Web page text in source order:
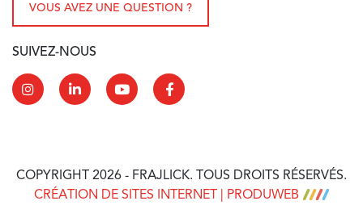
VOUS AVEZ UNE QUESTION ?
SUIVEZ-NOUS
COPYRIGHT 2026 - FRAJLICK. TOUS DROITS RÉSERVÉS.
CRÉATION DE SITES INTERNET | PRODUWEB